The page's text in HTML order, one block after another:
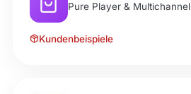
Pure Player & Multichannel
Kundenbeispiele